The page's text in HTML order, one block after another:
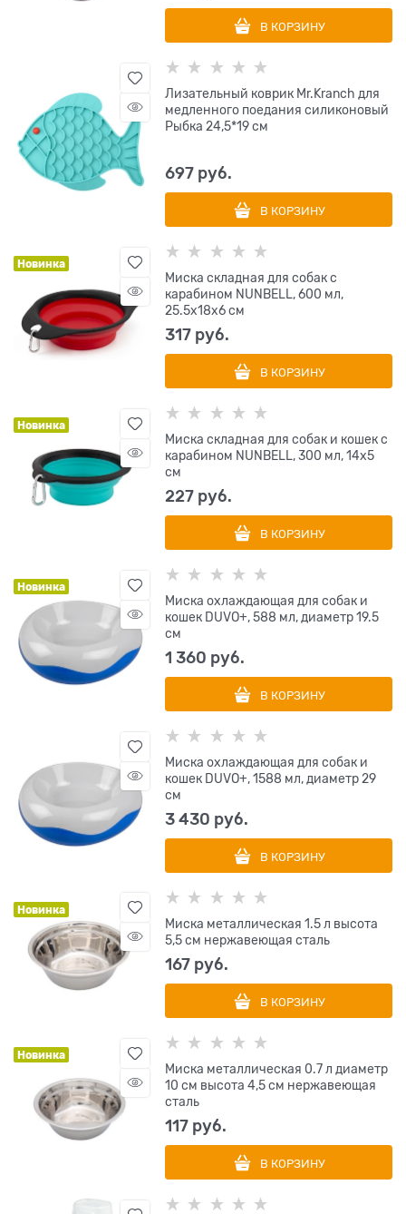
В КОРЗИНУ
Лизательный коврик Mr.Kranch для
медленного поедания силиконовый
Рыбка 24,5*19 см
697 руб.
В КОРЗИНУ
Новинка
Миска складная для собак с
карабином NUNBELL, 600 мл,
25.5х18х6 см
317 руб.
В КОРЗИНУ
Новинка
Миска складная для собак и кошек с
карабином NUNBELL, 300 мл, 14х5
см
227 руб.
В КОРЗИНУ
Новинка
Миска охлаждающая для собак и
кошек DUVO+, 588 мл, диаметр 19.5
см
1 360 руб.
В КОРЗИНУ
Миска охлаждающая для собак и
кошек DUVO+, 1588 мл, диаметр 29
см
3 430 руб.
В КОРЗИНУ
Новинка
Миска металлическая 1.5 л высота
5,5 см нержавеющая сталь
167 руб.
В КОРЗИНУ
Новинка
Миска металлическая 0.7 л диаметр
10 см высота 4,5 см нержавеющая
сталь
117 руб.
В КОРЗИНУ